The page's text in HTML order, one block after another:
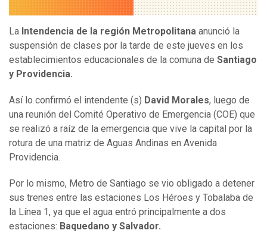
La Intendencia de la región Metropolitana anunció la
suspensión de clases por la tarde de este jueves en los
establecimientos educacionales de la comuna de Santiago
y Providencia.
Así lo confirmó el intendente (s) David Morales, luego de
una reunión del Comité Operativo de Emergencia (COE) que
se realizó a raíz de la emergencia que vive la capital por la
rotura de una matriz de Aguas Andinas en Avenida
Providencia.
Por lo mismo, Metro de Santiago se vio obligado a detener
sus trenes entre las estaciones Los Héroes y Tobalaba de
la Línea 1, ya que el agua entró principalmente a dos
estaciones: Baquedano y Salvador.